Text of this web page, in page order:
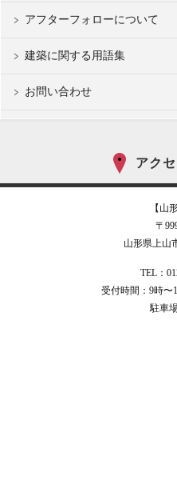
アフターフォローについて
建築に関する用語集
お問い合わせ
アク
【山
〒
山形県上山
TEL：
受付時間：9時〜
駐車